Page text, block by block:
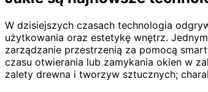
W dzisiejszych czasach technologia
użytkowania oraz estetykę wnętrz.
zarządzanie przestrzenią za pomocą
czasu otwierania lub zamykania okien w
zalety drewna i tworzyw sztucznych;